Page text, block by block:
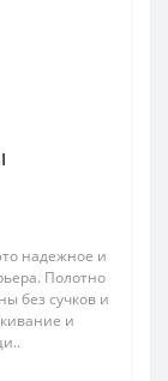
надежное и
Полотно
без сучков и
и